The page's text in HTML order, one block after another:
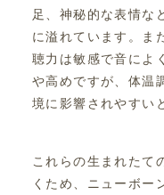
足、神秘的な表情な
に溢れています。ま
聴力は敏感で音によ
や高めですが、体温
境に影響されやすい
これらの生まれたて
くため、ニューボー